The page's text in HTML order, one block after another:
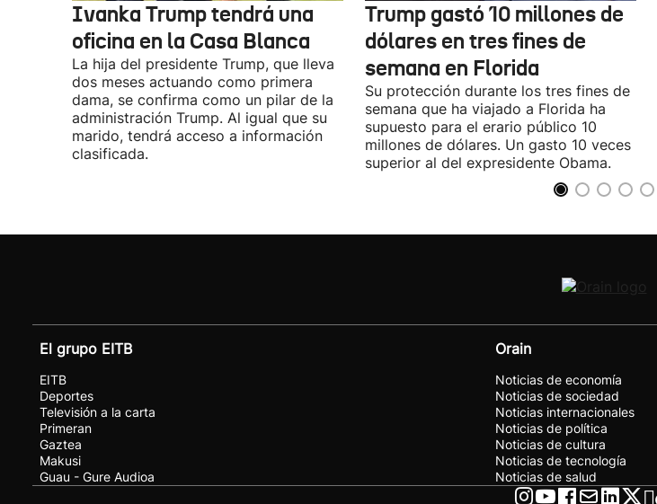
Ivanka Trump tendrá una
oficina en la Casa Blanca
La hija del presidente Trump, que lleva
dos meses actuando como primera
dama, se confirma como un pilar de la
administración Trump. Al igual que su
marido, tendrá acceso a información
clasificada.
Trump gastó 10 millones de
dólares en tres fines de
semana en Florida
Su protección durante los tres fines de
semana que ha viajado a Florida ha
supuesto para el erario público 10
millones de dólares. Un gasto 10 veces
superior al del expresidente Obama.
El grupo EITB
EITB
Deportes
Televisión a la carta
Primeran
Gaztea
Makusi
Guau - Gure Audioa
Orain
Noticias de economía
Noticias de sociedad
Noticias internacionales
Noticias de política
Noticias de cultura
Noticias de tecnología
Noticias de salud